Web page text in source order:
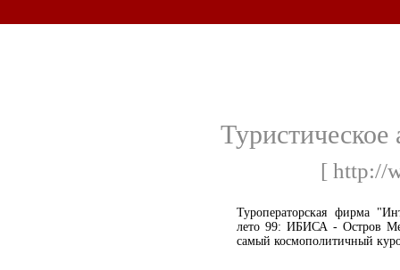
Туристическое
[ http://
Туроператорская фирма
лето 99: ИБИСА - Остров
самый космополитичный